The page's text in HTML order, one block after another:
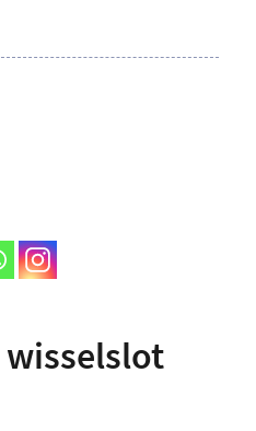
wisselslot